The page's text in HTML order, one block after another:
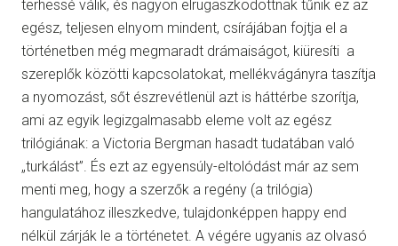
terhessé válik, és nagyon elrugaszkodottnak tűnik ez az
egész, teljesen elnyom mindent, csírájában fojtja el a
történetben még megmaradt drámaiságot, kiüresíti a
szereplők közötti kapcsolatokat, mellékvágányra taszítja
a nyomozást, sőt észrevétlenül azt is háttérbe szorítja,
ami az egyik legizgalmasabb eleme volt az egész
trilógiának: a Victoria Bergman hasadt tudatában való
„turkálást”. És ezt az egyensúly-eltolódást már az sem
menti meg, hogy a szerzők a regény (a trilógia)
hangulatához illeszkedve, tulajdonképpen happy end
nélkül zárják le a történetet. A végére ugyanis az olvasó